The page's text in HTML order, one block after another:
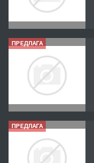
ПРЕДЛАГА
ПРЕДЛАГА